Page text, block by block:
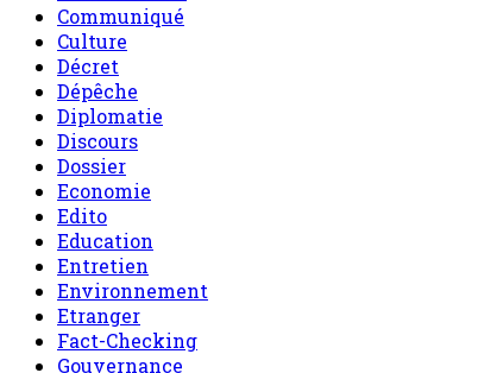
Communiqué
Culture
Décret
Dépêche
Diplomatie
Discours
Dossier
Economie
Edito
Education
Entretien
Environnement
Etranger
Fact-Checking
Gouvernance